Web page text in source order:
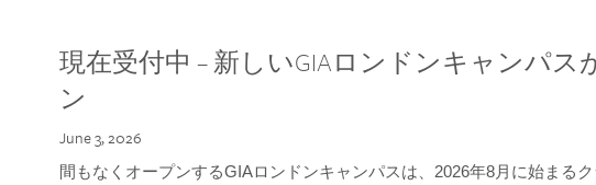
現在受付中 – 新しいGIAロンドンキャンパス
ン
June 3, 2026
間もなくオープンするGIAロンドンキャンパスは、2026年8月に始まる